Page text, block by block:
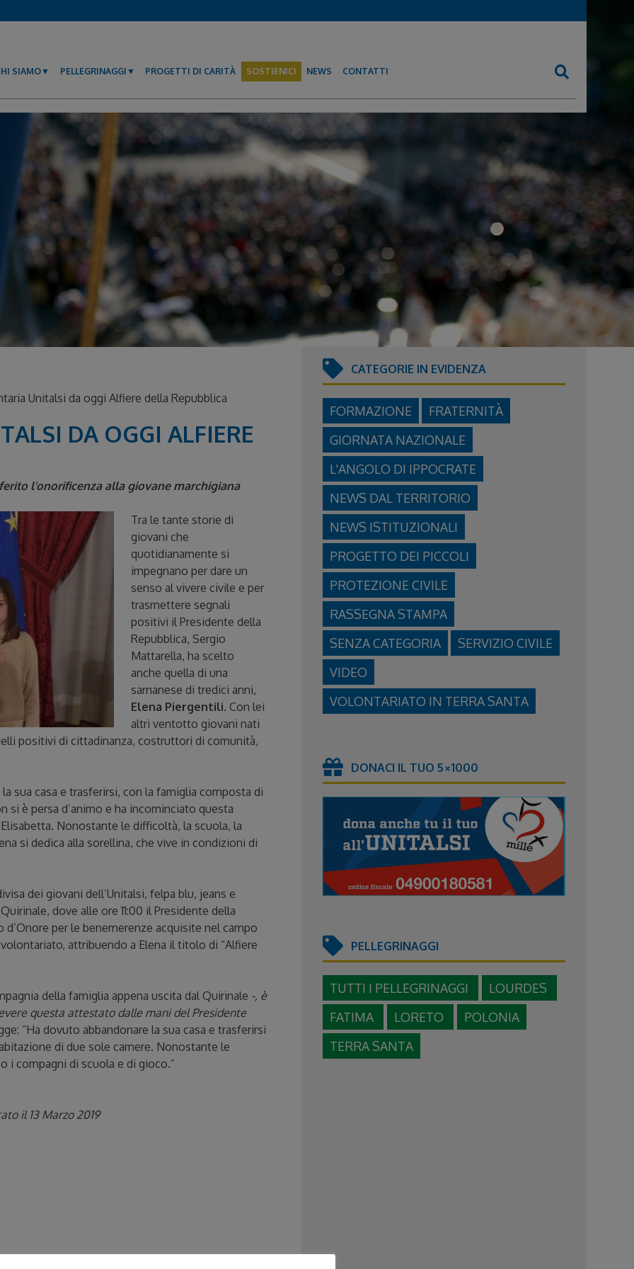
SIAMO PELLEGRINAGGI PROGETTI DI CARITÀ SOSTIENICI NEWS CONTATTI
Unitalsi da oggi Alfiere della Repubblica
DA OGGI ALFIERE
l’onorificenza alla giovane marchigiana
Tra le tante storie di
giovani che
quotidianamente si
impegnano per dare un
senso al vivere civile e per
trasmettere segnali
positivi il Presidente della
Repubblica, Sergio
Mattarella, ha scelto
anche quella di una
sarnanese di tredici anni,
Elena Piergentili. Con lei
altri ventotto giovani nati
positivi di cittadinanza, costruttori di comunità,
sua casa e trasferirsi, con la famiglia composta di
si è persa d’animo e ha incominciato questa
Nonostante le difficoltà, la scuola, la
si dedica alla sorellina, che vive in condizioni di
dei giovani dell’Unitalsi, felpa blu, jeans e
dove alle ore 11:00 il Presidente della
per le benemerenze acquisite nel campo
attribuendo a Elena il titolo di “Alfiere
della famiglia appena uscita dal Quirinale -, è
questa attestato dalle mani del Presidente
“Ha dovuto abbandonare la sua casa e trasferirsi
di due sole camere. Nonostante le
i compagni di scuola e di gioco.”
il 13 Marzo 2019
CATEGORIE IN EVIDENZA
FORMAZIONE
FRATERNITÀ
GIORNATA NAZIONALE
L'ANGOLO DI IPPOCRATE
NEWS DAL TERRITORIO
NEWS ISTITUZIONALI
PROGETTO DEI PICCOLI
PROTEZIONE CIVILE
RASSEGNA STAMPA
SENZA CATEGORIA
SERVIZIO CIVILE
VIDEO
VOLONTARIATO IN TERRA SANTA
DONACI IL TUO 5×1000
PELLEGRINAGGI
TUTTI I PELLEGRINAGGI
LOURDES
FATIMA
LORETO
POLONIA
TERRA SANTA